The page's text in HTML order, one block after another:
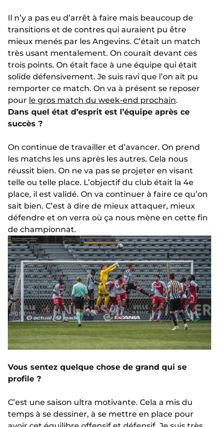
Il n’y a pas eu d’arrêt à faire mais beaucoup de
transitions et de contres qui auraient pu être
mieux menés par les Angevins. C’était un match
très usant mentalement. On courait devant ces
trois points. On était face à une équipe qui était
solide défensivement. Je suis ravi que l’on ait pu
remporter ce match. On va à présent se reposer
pour le gros match du week-end prochain.
Dans quel état d’esprit est l’équipe après ce
succès ?
On continue de travailler et d’avancer. On prend
les matchs les uns après les autres. Cela nous
réussit bien. On ne va pas se projeter en visant
telle ou telle place. L’objectif du club était la 4e
place, il est validé. On va continuer à faire ce qu’on
sait bien. C’est à dire de mieux attaquer, mieux
défendre et on verra où ça nous mène en cette fin
de championnat.
Vous sentez quelque chose de grand qui se
profile ?
C’est une saison ultra motivante. Cela a mis du
temps à se dessiner, à se mettre en place pour